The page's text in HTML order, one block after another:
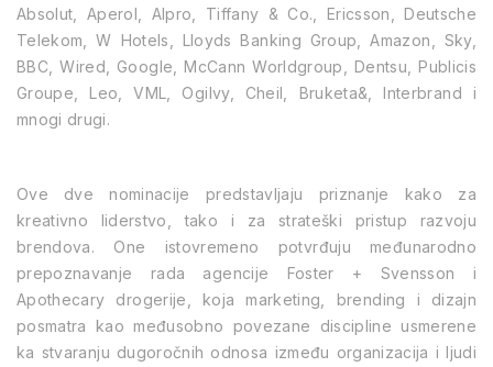
Absolut, Aperol, Alpro, Tiffany & Co., Ericsson, Deutsche
Telekom, W Hotels, Lloyds Banking Group, Amazon, Sky,
BBC, Wired, Google, McCann Worldgroup, Dentsu, Publicis
Groupe, Leo, VML, Ogilvy, Cheil, Bruketa&, Interbrand i
mnogi drugi.
Ove dve nominacije predstavljaju priznanje kako za
kreativno liderstvo, tako i za strateški pristup razvoju
brendova. One istovremeno potvrđuju međunarodno
prepoznavanje rada agencije Foster + Svensson i
Apothecary drogerije, koja marketing, brending i dizajn
posmatra kao međusobno povezane discipline usmerene
ka stvaranju dugoročnih odnosa između organizacija i ljudi